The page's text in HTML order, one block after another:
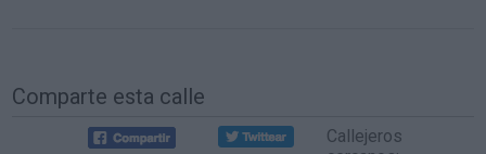
Comparte esta calle
Callejeros